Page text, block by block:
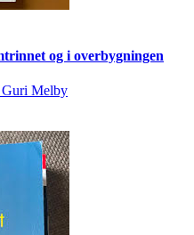
og i overbygningen
Melby